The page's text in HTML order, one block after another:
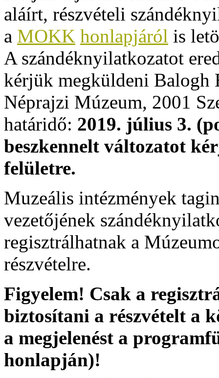
aláírt, részvételi
a MOKK honlapjáról is
A szándéknyilatkozatot
kérjük megküldeni Balogh
Néprajzi Múzeum, 2001
határidő: 2019. július 3.
beszkennelt változatot
felületre.
Muzeális intézmények
vezetőjének
regisztrálhatnak a
részvételre.
Figyelem! Csak a
biztosítani a részvételt a
a megjelenést a
honlapján)!